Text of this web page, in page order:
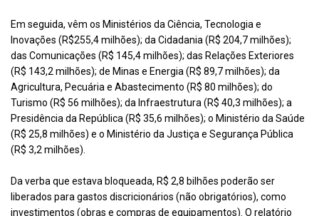
Em seguida, vêm os Ministérios da Ciência, Tecnologia e
Inovações (R$255,4 milhões); da Cidadania (R$ 204,7 milhões);
das Comunicações (R$ 145,4 milhões); das Relações Exteriores
(R$ 143,2 milhões); de Minas e Energia (R$ 89,7 milhões); da
Agricultura, Pecuária e Abastecimento (R$ 80 milhões); do
Turismo (R$ 56 milhões); da Infraestrutura (R$ 40,3 milhões); a
Presidência da República (R$ 35,6 milhões); o Ministério da Saúde
(R$ 25,8 milhões) e o Ministério da Justiça e Segurança Pública
(R$ 3,2 milhões).
Da verba que estava bloqueada, R$ 2,8 bilhões poderão ser
liberados para gastos discricionários (não obrigatórios), como
investimentos (obras e compras de equipamentos). O relatório